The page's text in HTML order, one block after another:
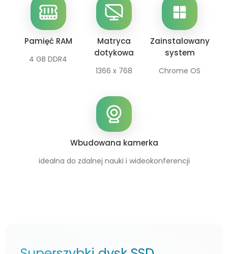
Pamięć RAM
4 GB DDR4
Matryca
dotykowa
1366 x 768
Zainstalowany
system
Chrome OS
Wbudowana kamerka
idealna do zdalnej nauki i wideokonferencji